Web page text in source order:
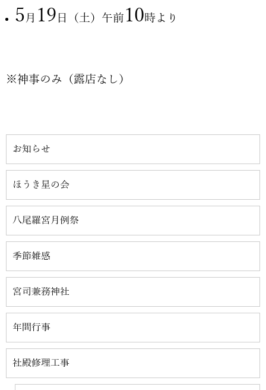
5 月 19 日（土）午前 10時より
※神事のみ（露店なし）
お知らせ
ほうき星の会
八尾羅宮月例祭
季節雑感
宮司兼務神社
年間行事
社殿修理工事